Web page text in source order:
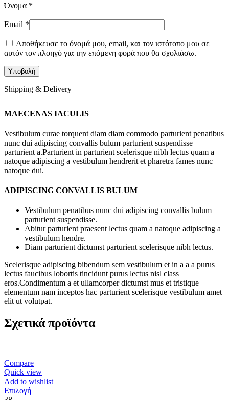
Όνομα *
Email *
Αποθήκευσε το όνομά μου, email, και τον ιστότοπο μου σε
αυτόν τον πλοηγό για την επόμενη φορά που θα σχολιάσω.
Shipping & Delivery
MAECENAS IACULIS
Vestibulum curae torquent diam diam commodo parturient penatibus
nunc dui adipiscing convallis bulum parturient suspendisse
parturient a.Parturient in parturient scelerisque nibh lectus quam a
natoque adipiscing a vestibulum hendrerit et pharetra fames nunc
natoque dui.
ADIPISCING CONVALLIS BULUM
Vestibulum penatibus nunc dui adipiscing convallis bulum
parturient suspendisse.
Abitur parturient praesent lectus quam a natoque adipiscing a
vestibulum hendre.
Diam parturient dictumst parturient scelerisque nibh lectus.
Scelerisque adipiscing bibendum sem vestibulum et in a a a purus
lectus faucibus lobortis tincidunt purus lectus nisl class
eros.Condimentum a et ullamcorper dictumst mus et tristique
elementum nam inceptos hac parturient scelerisque vestibulum amet
elit ut volutpat.
Σχετικά προϊόντα
Compare
Quick view
Add to wishlist
ΕπιλογήΑυτό